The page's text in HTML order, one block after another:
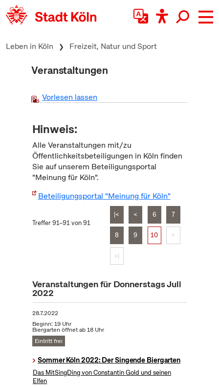
zum Inhalt springen
Leben in Köln Freizeit, Natur und Sport
Veranstaltungen
Vorlesen lassen
Hinweis:
Alle Veranstaltungen mit/zu
Öffentlichkeitsbeteiligungen in Köln finden
Sie auf unserem Beteiligungsportal
"Meinung für Köln".
Beteiligungsportal "Meinung für Köln"
Treffer 91–91 von 91
|< < 6 7
8 9 10 >
>|
Veranstaltungen für Donnerstags Juli
2022
28.7.2022
Beginn: 19 Uhr
Biergarten öffnet ab 18 Uhr
Eintritt frei
Sommer Köln 2022: Der Singende Biergarten
Das MitSingDing von Constantin Gold und seinen
Elfen